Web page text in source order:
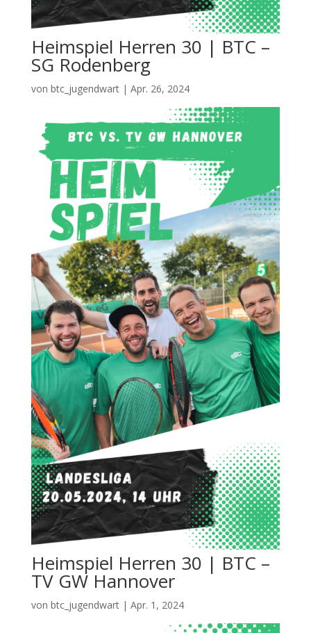
Heimspiel Herren 30 | BTC –
SG Rodenberg
von btc_jugendwart| Apr. 26, 2024
Heimspiel Herren 30 | BTC –
TV GW Hannover
von btc_jugendwart| Apr. 1, 2024